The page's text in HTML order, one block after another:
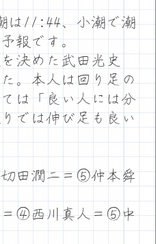
11:44、小潮で潮
報です。
決めた武田光史
。本人は回り足の
は「良い人には分
では伸び足も良い
田潤二＝⑤仲本舜
④西川真人＝⑤中